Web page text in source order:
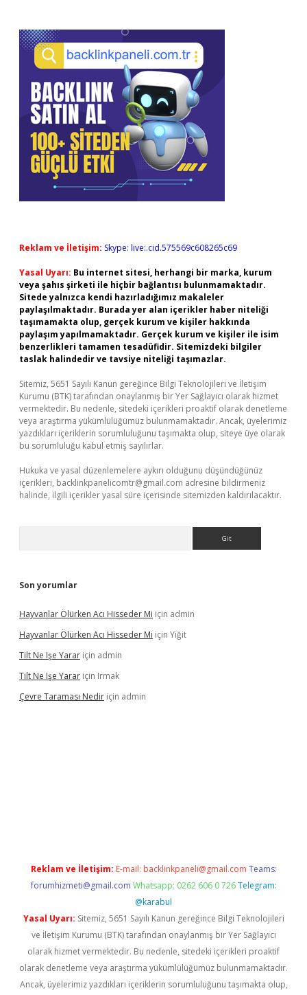
Reklam ve İletişim: Skype: live:.cid.575569c608265c69
Yasal Uyarı: Bu internet sitesi, herhangi bir marka, kurum
veya şahıs şirketi ile hiçbir bağlantısı bulunmamaktadır.
Sitede yalnızca kendi hazırladığımız makaleler
paylaşılmaktadır. Burada yer alan içerikler haber niteliği
taşımamakta olup, gerçek kurum ve kişiler hakkında
paylaşım yapılmamaktadır. Gerçek kurum ve kişiler ile isim
benzerlikleri tamamen tesadüfidir. Sitemizdeki bilgiler
taslak halindedir ve tavsiye niteliği taşımazlar.
Sitemiz, 5651 Sayılı Kanun gereğince Bilgi Teknolojileri ve İletişim
Kurumu (BTK) tarafından onaylanmış bir Yer Sağlayıcı olarak hizmet
vermektedir. Bu nedenle, sitedeki içerikleri proaktif olarak denetleme
veya araştırma yükümlülüğümüz bulunmamaktadır. Ancak, üyelerimiz
yazdıkları içeriklerin sorumluluğunu taşımakta olup, siteye üye olarak
bu sorumluluğu kabul etmiş sayılırlar.
Hukuka ve yasal düzenlemelere aykırı olduğunu düşündüğünüz
içerikleri, backlinkpanelicomtr@gmail.com adresine bildirmeniz
halinde, ilgili içerikler yasal süre içerisinde sitemizden kaldırılacaktır.
Son yorumlar
Hayvanlar Ölürken Acı Hisseder Mi için admin
Hayvanlar Ölürken Acı Hisseder Mi için Yiğit
Tilt Ne Işe Yarar için admin
Tilt Ne Işe Yarar için Irmak
Çevre Taraması Nedir için admin
Reklam ve İletişim: E-mail: backlinkpaneli@gmail.com Teams:
forumhizmeti@gmail.com Whatsapp: 0262 606 0 726 Telegram:
@karabul
Yasal Uyarı: Sitemiz, 5651 Sayılı Kanun gereğince Bilgi Teknolojileri
ve İletişim Kurumu (BTK) tarafından onaylanmış bir Yer Sağlayıcı
olarak hizmet vermektedir. Bu nedenle, sitedeki içerikleri proaktif
olarak denetleme veya araştırma yükümlülüğümüz bulunmamaktadır.
Ancak, üyelerimiz yazdıkları içeriklerin sorumluluğunu taşımakta olup,